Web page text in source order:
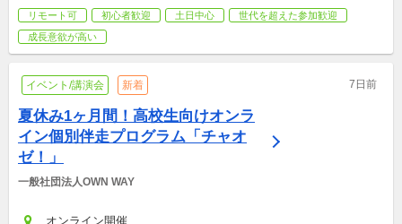
リモート可 初心者歓迎 土日中心
世代を超えた参加歓迎
成長意欲が高い
イベント/講演会 新着 7日前
夏休み1ヶ月間！高校生向けオンラ
イン個別伴走プログラム「チャオ
ゼ！」
一般社団法人OWN WAY
オンライン開催